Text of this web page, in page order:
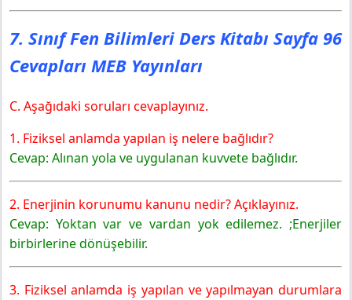
7. Sınıf Fen Bilimleri Ders Kitabı Sayfa 96
Cevapları MEB Yayınları
C. Aşağıdaki soruları cevaplayınız.
1. Fiziksel anlamda yapılan iş nelere bağlıdır?
Cevap: Alınan yola ve uygulanan kuvvete bağlıdır.
2. Enerjinin korunumu kanunu nedir? Açıklayınız.
Cevap: Yoktan var ve vardan yok edilemez. ;Enerjiler
birbirlerine dönüşebilir.
3. Fiziksel anlamda iş yapılan ve yapılmayan durumlara